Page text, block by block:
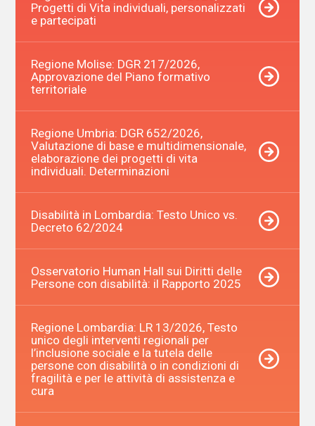
Progetti di Vita individuali, personalizzati
e partecipati
Regione Molise: DGR 217/2026,
Approvazione del Piano formativo
territoriale
Regione Umbria: DGR 652/2026,
Valutazione di base e multidimensionale,
elaborazione dei progetti di vita
individuali. Determinazioni
Disabilità in Lombardia: Testo Unico vs.
Decreto 62/2024
Osservatorio Human Hall sui Diritti delle
Persone con disabilità: il Rapporto 2025
Regione Lombardia: LR 13/2026, Testo
unico degli interventi regionali per
l’inclusione sociale e la tutela delle
persone con disabilità o in condizioni di
fragilità e per le attività di assistenza e
cura